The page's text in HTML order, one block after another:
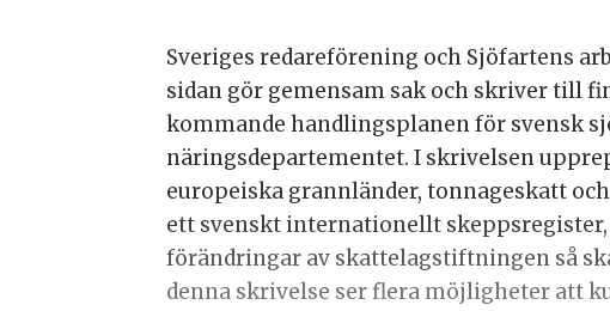
Sveriges redareförening och Sjöfartens
sidan gör gemensam sak och skriver till
kommande handlingsplanen för svensk
näringsdepartementet. I skrivelsen
europeiska grannländer, tonnageskatt
ett svenskt internationellt
förändringar av skattelagstiftningen så
denna skrivelse ser flera möjligheter att